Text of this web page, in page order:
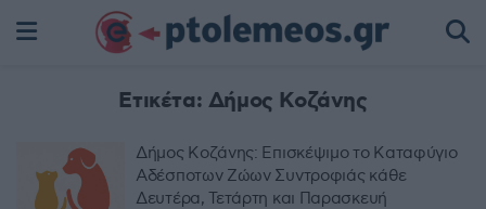
Ετικέτα: Δήμος Κοζάνης
Δήμος Κοζάνης: Επισκέψιμο το Καταφύγιο
Αδέσποτων Ζώων Συντροφιάς κάθε
Δευτέρα, Τετάρτη και Παρασκευή